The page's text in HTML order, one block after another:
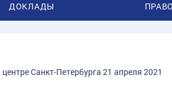
ДОКЛАДЫ
Санкт-Петербурга 21 апреля 2021